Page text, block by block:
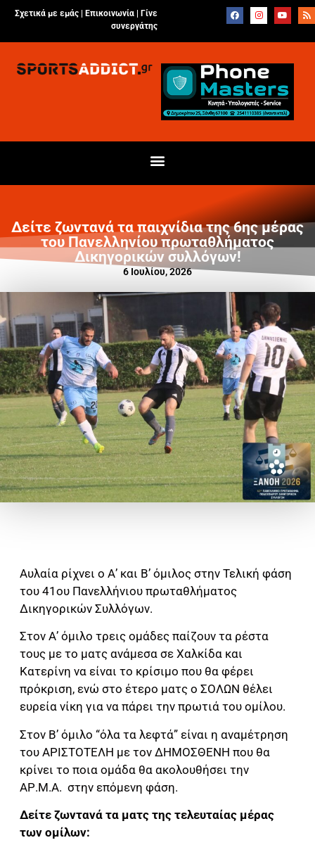
Σχετικά με εμάς | Επικοινωνία
Γίνε
συνεργάτης
Δείτε ζωντανά τα παιχνίδια της 6ης μέρας
του Πανελληνίου πρωταθλήματος
Δικηγορικών συλλόγων!
6 Ιουλίου, 2026
Αυλαία ρίχνει ο Α’ και Β’ όμιλος στην Τελική φάση
του 41ου Πανελλήνιου πρωταθλήματος
Δικηγορικών Συλλόγων.
Στον Α’ όμιλο τρεις ομάδες παίζουν τα ρέστα
τους με το ματς ανάμεσα σε Χαλκίδα και
Κατερίνη να είναι το κρίσιμο που θα φέρει
πρόκριση, ενώ στο έτερο ματς ο ΣΟΛΩΝ θέλει
ευρεία νίκη για να πάρει την πρωτιά του ομίλου.
Στον Β’ όμιλο “όλα τα λεφτά” είναι η αναμέτρηση
του ΑΡΙΣΤΟΤΕΛΗ με τον ΔΗΜΟΣΘΕΝΗ που θα
κρίνει το ποια ομάδα θα ακολουθήσει την
ΑΡ.Μ.Α. στην επόμενη φάση.
Δείτε ζωντανά τα ματς της τελευταίας μέρας
των ομίλων: